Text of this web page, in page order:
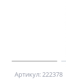
Артикул: 222378